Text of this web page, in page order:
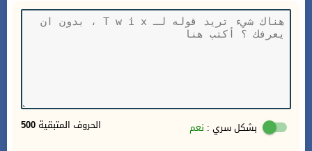
500 الحروف المتبقية بشكل سري : نعم